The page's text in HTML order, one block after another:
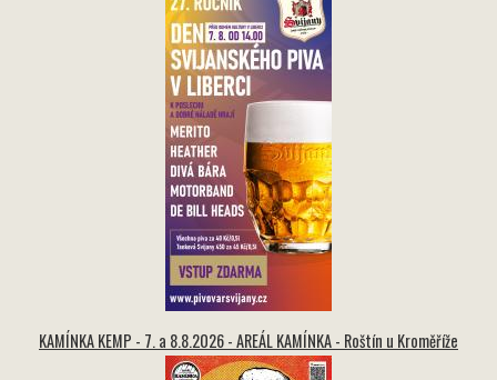
KAMÍNKA KEMP - 7. a 8.8.2026 - AREÁL KAMÍNKA - Roštín u Kroměříže